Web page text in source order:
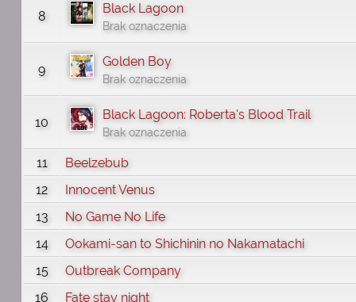
8
Black Lagoon
Brak oznaczenia
9
Golden Boy
Brak oznaczenia
10
Black Lagoon: Roberta's Blood Trail
Brak oznaczenia
11
Beelzebub
12
Innocent Venus
13
No Game No Life
14
Ookami-san to Shichinin no Nakamatachi
15
Outbreak Company
16
Fate stay night